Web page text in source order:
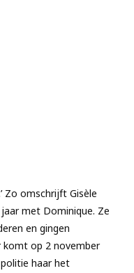
Zo omschrijft Gisèle
met Dominique. Ze
en gingen
komt op 2 november
haar het